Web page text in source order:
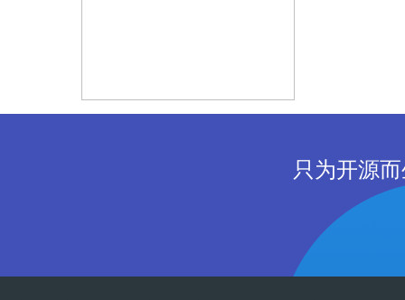
只为开源